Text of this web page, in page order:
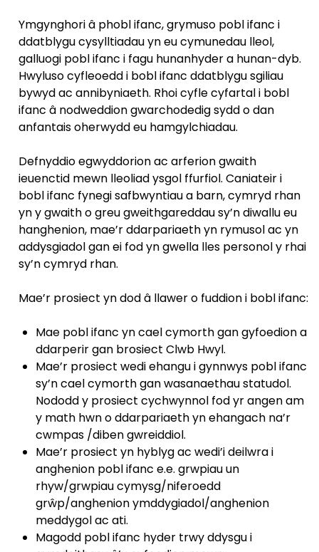
Ymgynghori â phobl ifanc, grymuso pobl ifanc i
ddatblygu cysylltiadau yn eu cymunedau lleol,
galluogi pobl ifanc i fagu hunanhyder a hunan-dyb.
Hwyluso cyfleoedd i bobl ifanc ddatblygu sgiliau
bywyd ac annibyniaeth. Rhoi cyfle cyfartal i bobl
ifanc â nodweddion gwarchodedig sydd o dan
anfantais oherwydd eu hamgylchiadau.
Defnyddio egwyddorion ac arferion gwaith
ieuenctid mewn lleoliad ysgol ffurfiol. Caniateir i
bobl ifanc fynegi safbwyntiau a barn, cymryd rhan
yn y gwaith o greu gweithgareddau sy’n diwallu eu
hanghenion, mae’r ddarpariaeth yn rymusol ac yn
addysgiadol gan ei fod yn gwella lles personol y rhai
sy’n cymryd rhan.
Mae’r prosiect yn dod â llawer o fuddion i bobl ifanc:
Mae pobl ifanc yn cael cymorth gan gyfoedion a
ddarperir gan brosiect Clwb Hwyl.
Mae’r prosiect wedi ehangu i gynnwys pobl ifanc
sy’n cael cymorth gan wasanaethau statudol.
Nododd y prosiect cychwynnol fod yr angen am
y math hwn o ddarpariaeth yn ehangach na’r
cwmpas /diben gwreiddiol.
Mae’r prosiect yn hyblyg ac wedi’i deilwra i
anghenion pobl ifanc e.e. grwpiau un
rhyw/grwpiau cymysg/niferoedd
grŵp/anghenion ymddygiadol/anghenion
meddygol ac ati.
Magodd pobl ifanc hyder trwy ddysgu i